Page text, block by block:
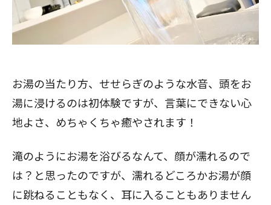
お湯の当たり方、せせらぎのような水音、頭をお
湯に浸けるのは初体験ですが、言葉にできない心
地よさ、めちゃくちゃ癒やされます！
滝のようにお湯を浴びるなんて、顔が濡れるので
は？と思ったのですが、濡れるどころかお湯が顔
に跳ねることもなく、耳に入ることもありません